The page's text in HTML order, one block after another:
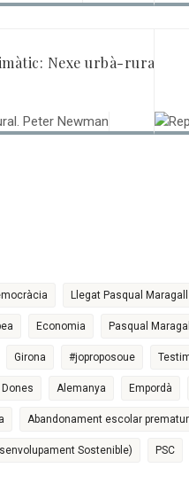
Nexe urbà-rural.
Llegat Pasqual Maragall
Economia Pasqual Maragall
Girona #joproposoue
Dones Alemanya Empordà
Abandonament escolar prematur
Sostenible) PSC